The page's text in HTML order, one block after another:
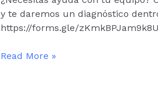
y te daremos un diagnóstico
https://forms.gle/
SL3.
Read More »